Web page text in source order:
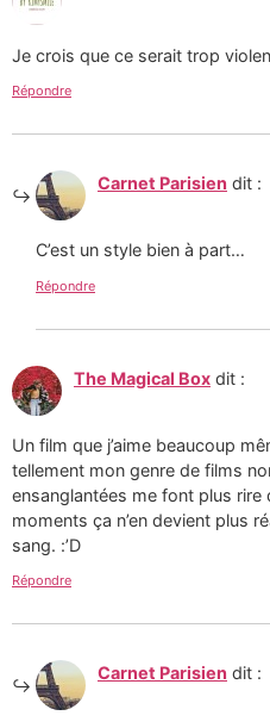
Je crois que ce serait trop
Répondre
Carnet Parisien dit :
C’est un style bien à part…
Répondre
The Magical Box dit :
Un film que j’aime beaucoup
tellement mon genre de films
ensanglantées me font plus rire
moments ça n’en devient plus
sang. :’D
Répondre
Carnet Parisien dit :